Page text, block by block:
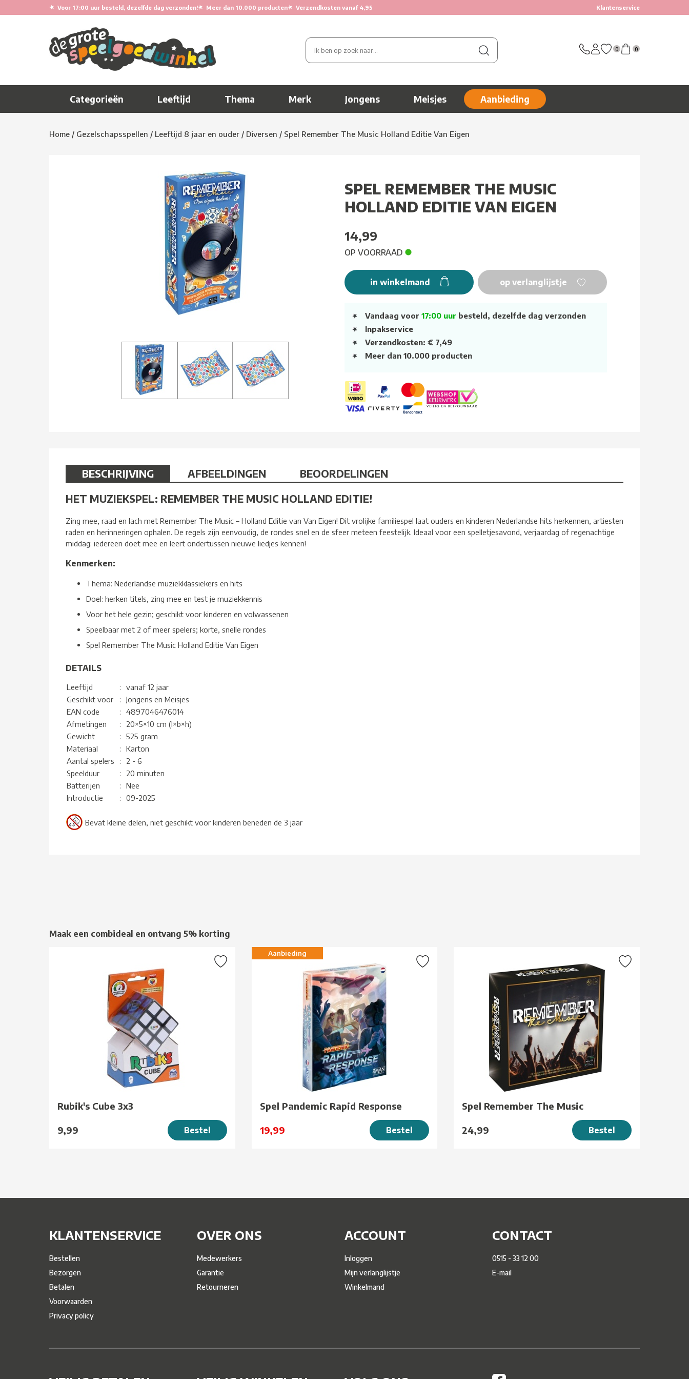
★ Voor 17:00 uur besteld, dezelfde dag verzonden!★ Meer dan 10.000 producten★ Verzendkosten vanaf 4,95 Klantenservice
0 0
Categorieën Leeftijd Thema Merk Jongens Meisjes Aanbieding
Home / Gezelschapsspellen / Leeftijd 8 jaar en ouder / Diversen / Spel Remember The Music Holland Editie Van Eigen
SPEL REMEMBER THE MUSIC
HOLLAND EDITIE VAN EIGEN
14,99
OP VOORRAAD
in winkelmand op verlanglijstje
Vandaag voor 17:00 uur besteld, dezelfde dag verzonden
Inpakservice
Verzendkosten: € 7,49
Meer dan 10.000 producten
BESCHRIJVING AFBEELDINGEN
BEOORDELINGEN
HET MUZIEKSPEL: REMEMBER THE MUSIC HOLLAND EDITIE!
Zing mee, raad en lach met Remember The Music – Holland Editie van Van Eigen! Dit vrolijke familiespel laat ouders en kinderen Nederlandse hits herkennen, artiesten
raden en herinneringen ophalen. De regels zijn eenvoudig, de rondes snel en de sfeer meteen feestelijk. Ideaal voor een spelletjesavond, verjaardag of regenachtige
middag: iedereen doet mee en leert ondertussen nieuwe liedjes kennen!
Kenmerken:
Thema: Nederlandse muziekklassiekers en hits
Doel: herken titels, zing mee en test je muziekkennis
Voor het hele gezin; geschikt voor kinderen en volwassenen
Speelbaar met 2 of meer spelers; korte, snelle rondes
Spel Remember The Music Holland Editie Van Eigen
DETAILS
Leeftijd :
vanaf 12 jaar
Geschikt voor
:
Jongens en Meisjes
EAN code
:
4897046476014
Afmetingen
:
20×5×10 cm (l×b×h)
Gewicht
:
525 gram
Materiaal
:
Karton
Aantal spelers
:
2 - 6
Speelduur
:
20 minuten
Batterijen
:
Nee
Introductie
: 09-2025
Bevat kleine delen, niet geschikt voor kinderen beneden de 3 jaar
Maak een combideal en ontvang 5% korting
Rubik's Cube 3x3
9,99 Bestel
Aanbieding
Spel Pandemic Rapid Response
19,99 Bestel
Spel Remember The Music
24,99 Bestel
KLANTENSERVICE
Bestellen
Bezorgen
Betalen
Voorwaarden
Privacy policy
OVER ONS
Medewerkers
Garantie
Retourneren
ACCOUNT
Inloggen
Mijn verlanglijstje
Winkelmand
CONTACT
0515 - 33 12 00
E-mail